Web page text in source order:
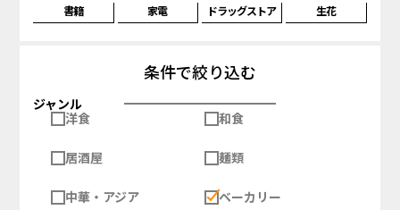
書籍
家電 ドラッグストア 生花
条件で絞り込む
ジャンル
洋食
和食
居酒屋 麺類
中華・アジア ベーカリー